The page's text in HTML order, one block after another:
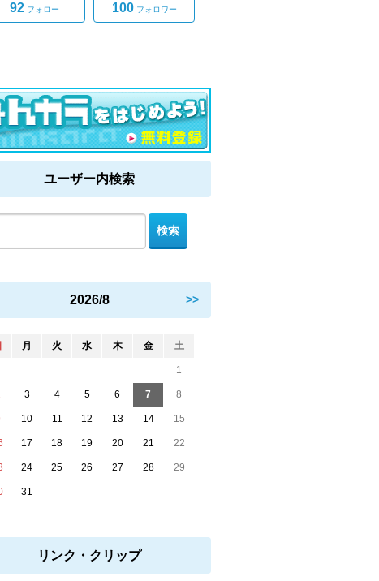
92 フォロー 100フォロワー
ユーザー内検索
2026/8 >>
月 火 水 木 金 土
1
3 4 5 6 7 8
10 11 12 13 14 15
17 18 19 20 21 22
24 25 26 27 28 29
31
リンク・クリップ